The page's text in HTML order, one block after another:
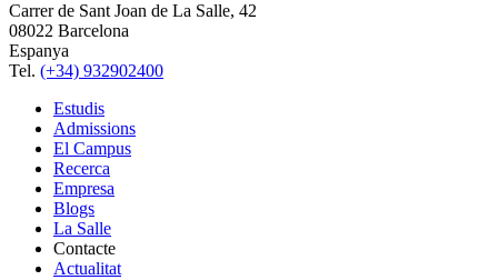
Carrer de Sant Joan de La Salle, 42
08022 Barcelona
Espanya
Tel. (+34) 932902400
Estudis
Admissions
El Campus
Recerca
Empresa
Blogs
La Salle
Contacte
Actualitat